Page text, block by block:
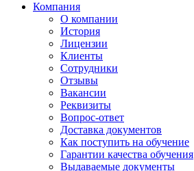
Компания
О компании
История
Лицензии
Клиенты
Сотрудники
Отзывы
Вакансии
Реквизиты
Вопрос-ответ
Доставка документов
Как поступить на обучение
Гарантии качества обучения
Выдаваемые документы